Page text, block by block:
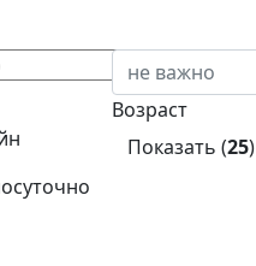
Возраст
Показать (25)